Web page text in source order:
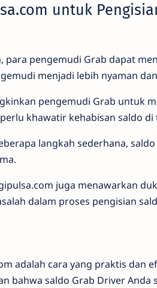
untuk
para pengemudi Grab dapat
menjadi lebih nyaman
pengemudi Grab untuk
khawatir kehabisan saldo
langkah sederhana,
juga menawarkan
dalam proses pengisian
adalah cara yang praktis dan
bahwa saldo Grab Driver Anda